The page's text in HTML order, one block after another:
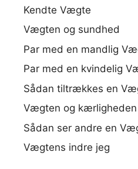
Kendte Vægte
Vægten og sundhed
Par med en mandlig
Par med en kvindelig
Sådan tiltrækkes en
Vægten og kærligheden
Sådan ser andre en
Vægtens indre jeg